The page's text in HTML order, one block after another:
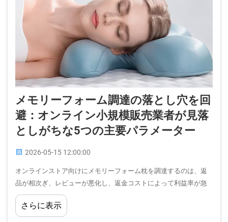
メモリーフォーム調達の落とし穴を回
避：オンライン小規模販売業者が見落
としがちな5つの主要パラメーター
2026-05-15 12:00:00
オンラインストア向けにメモリーフォーム枕を調達するのは、返
品が相次ぎ、レビューが悪化し、返金コストによって利益率が急
激に低下するまでは一見単純に思えます。睡眠関連アクセサリー
市場に参入する小規模セラーは、一貫して…
さらに表示